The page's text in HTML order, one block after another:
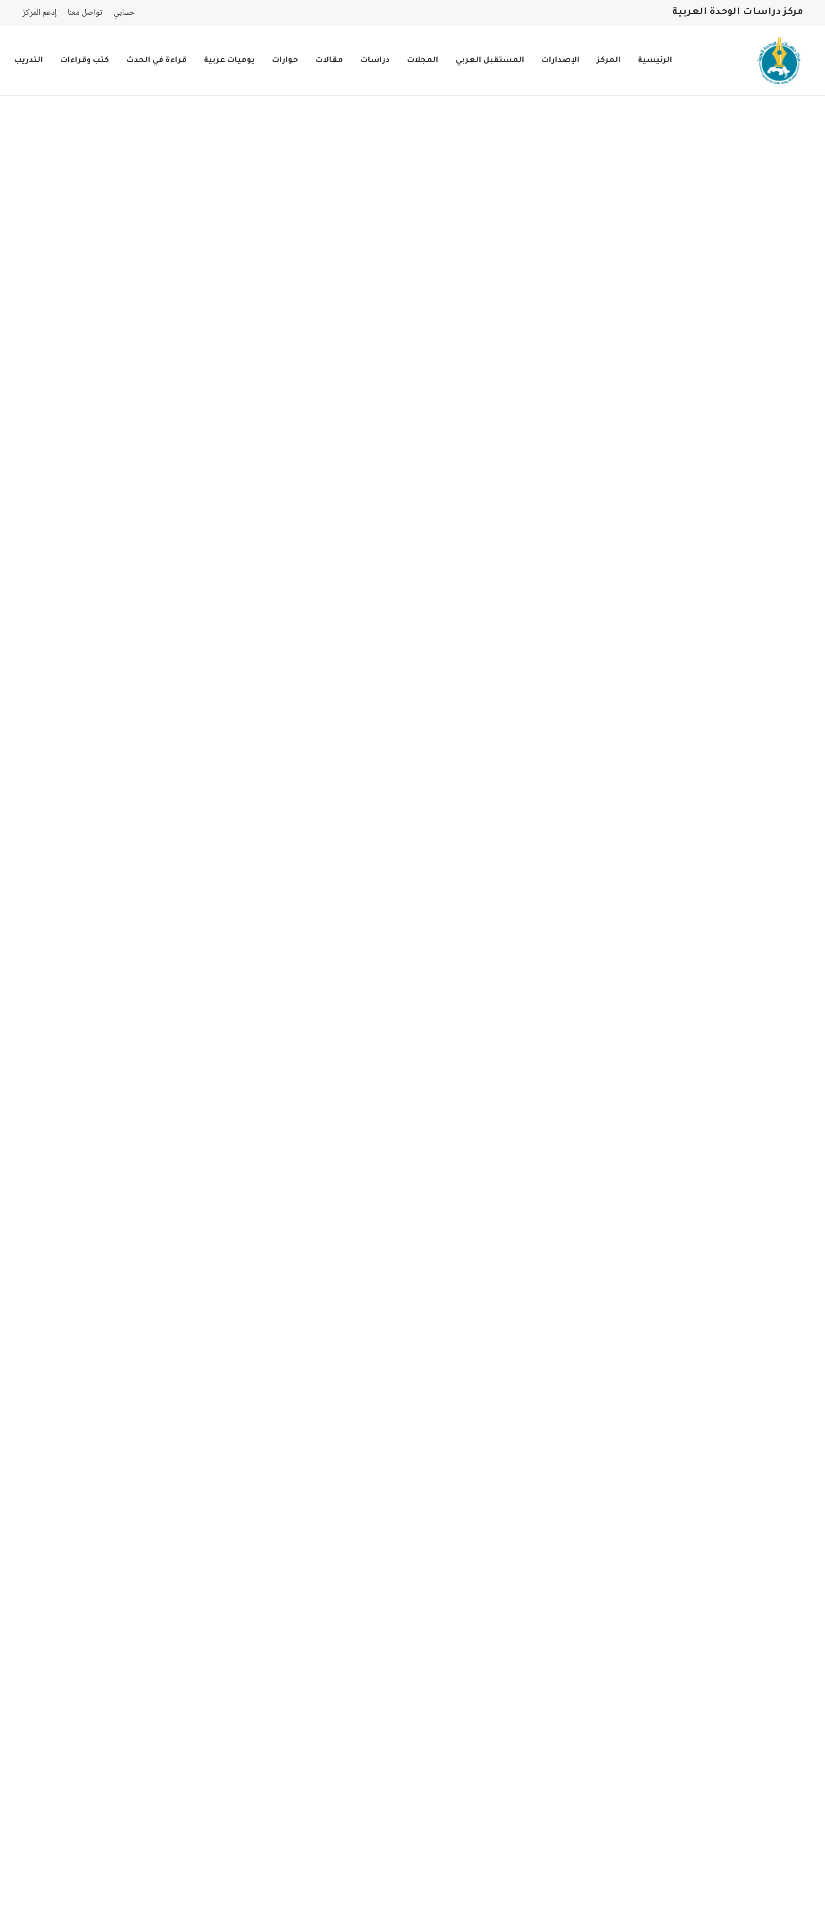
مركز دراسات الوحدة العربية حسابي تواصل معنا إدعم المركز
الرئيسية المركز الإصدارات المستقبل العربي المجلات دراسات مقالات حوارات يوميات عربية قراءة في الحدث كتب وقراءات التدريب